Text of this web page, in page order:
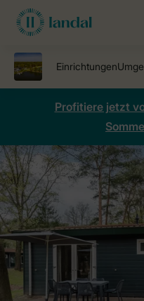
Profitiere jetzt